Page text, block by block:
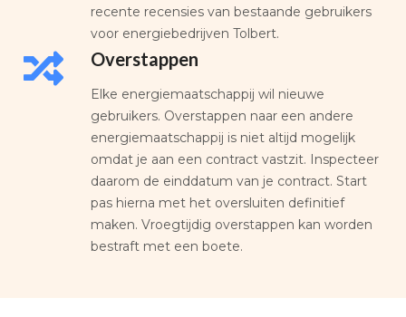
recente recensies van bestaande gebruikers
voor energiebedrijven Tolbert.
Overstappen
Elke energiemaatschappij wil nieuwe
gebruikers. Overstappen naar een andere
energiemaatschappij is niet altijd mogelijk
omdat je aan een contract vastzit. Inspecteer
daarom de einddatum van je contract. Start
pas hierna met het oversluiten definitief
maken. Vroegtijdig overstappen kan worden
bestraft met een boete.